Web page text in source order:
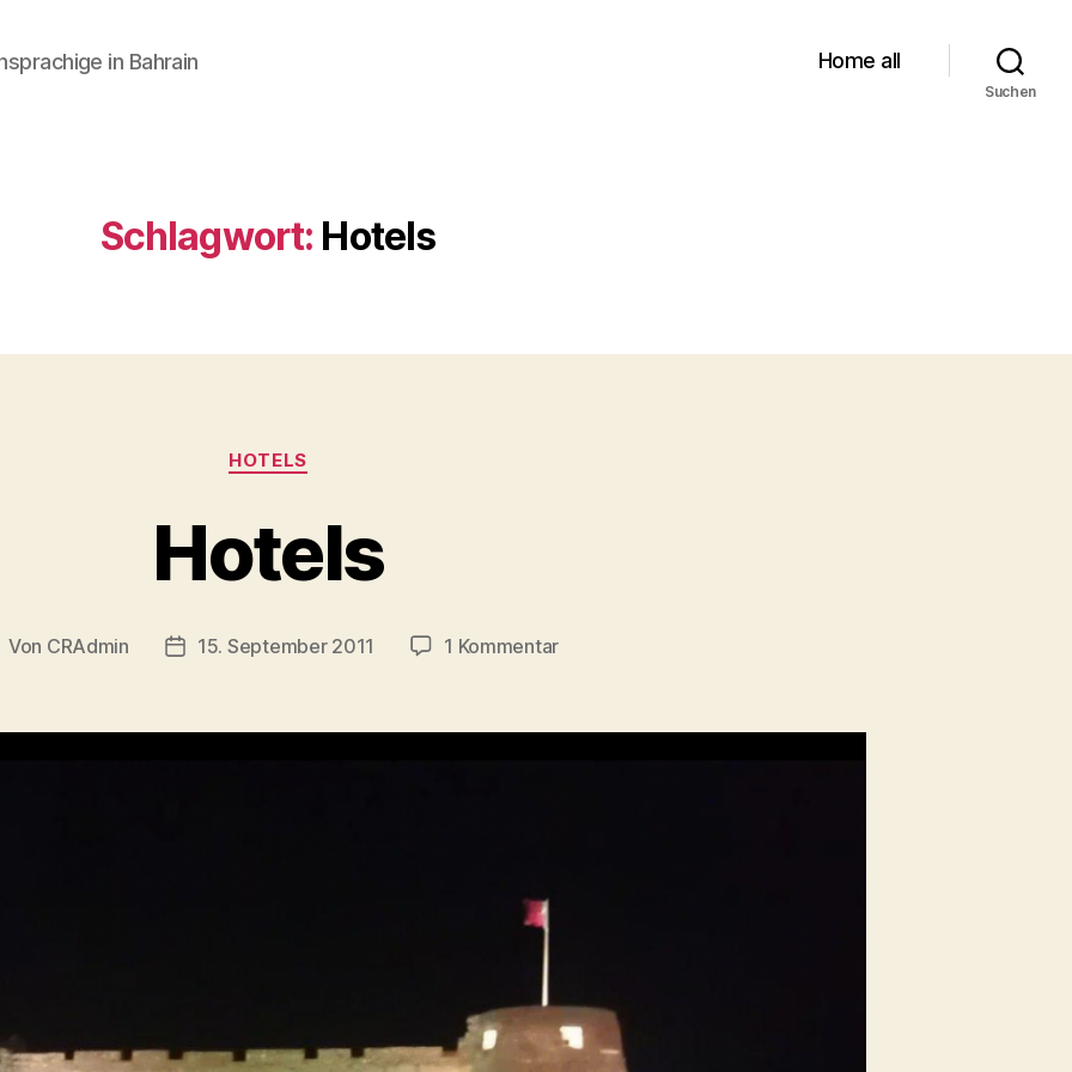
in Bahrain Home all
Suchen
Schlagwort: Hotels
Kategorien
HOTELS
Hotels
Von CRAdmin Veröffentlichungsdatum
15. September 2011 1 Kommentarzu